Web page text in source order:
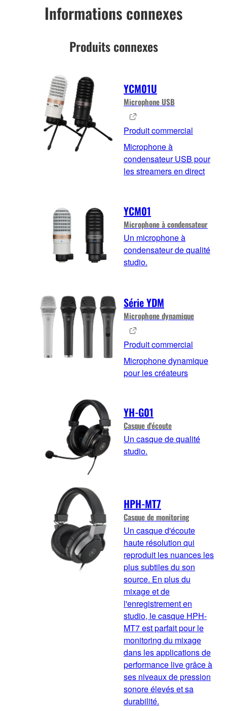
Informations connexes
Produits connexes
YCM01U
Microphone USB
Produit commercial
Microphone à
condensateur USB pour
les streamers en direct
YCM01
Microphone à condensateur
Un microphone à
condensateur de qualité
studio.
Série YDM
Microphone dynamique
Produit commercial
Microphone dynamique
pour les créateurs
YH-G01
Casque d'écoute
Un casque de qualité
studio.
HPH-MT7
Casque de monitoring
Un casque d'écoute
haute résolution qui
reproduit les nuances les
plus subtiles du son
source. En plus du
mixage et de
l'enregistrement en
studio, le casque HPH-
MT7 est parfait pour le
monitoring du mixage
dans les applications de
performance live grâce à
ses niveaux de pression
sonore élevés et sa
durabilité.